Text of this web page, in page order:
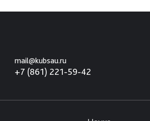
mail@kubsau.ru
+7 (861) 221-59-42